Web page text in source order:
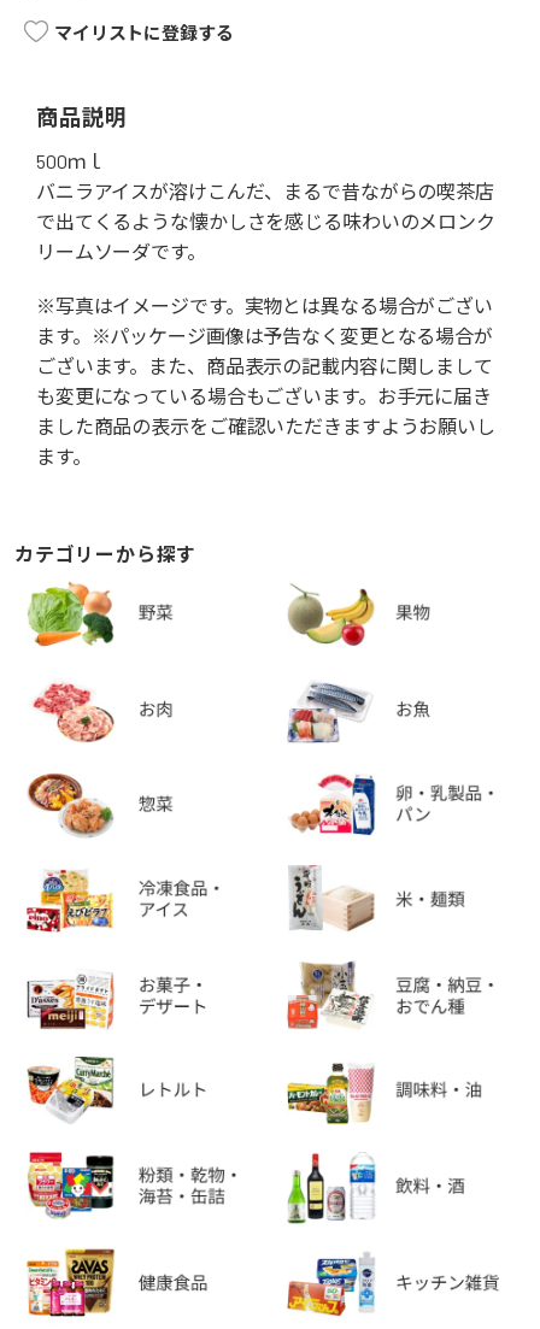
マイリストに登録する
商品説明
500ｍｌ
バニラアイスが溶けこんだ、まるで昔ながらの喫茶店
で出てくるような懐かしさを感じる味わいのメロンク
リームソーダです。
※写真はイメージです。実物とは異なる場合がござい
ます。※パッケージ画像は予告なく変更となる場合が
ございます。また、商品表示の記載内容に関しまして
も変更になっている場合もございます。お手元に届き
ました商品の表示をご確認いただきますようお願いし
ます。
カテゴリーから探す